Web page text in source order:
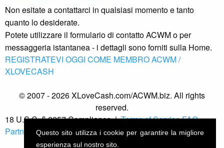
Non esitate a contattarci in qualsiasi momento e tanto
quanto lo desiderate.
Potete utilizzare il formulario di contatto ACWM o per
messaggeria istantanea - i dettagli sono forniti sulla Home.
REGISTRATEVI OGGI COME MEMBRO ACWM /
XLOVECASH
© 2007 - 2026 XLoveCash.com/ACWM.biz. All rights
reserved.
18 U.S.C. § 2257 Compliance|Terms of ServiceFAQ
Partner Livecam Supporto Affiliati RiservatezzaConformità
Questo sito utilizza i cookie per garantire la migliore
esperienza sul nostro sito.